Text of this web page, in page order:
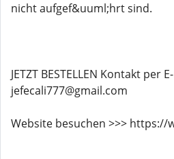
nicht aufgef&uuml;hrt sind.
JETZT BESTELLEN Kontakt per
jefecali777@gmail.com
Website besuchen >>> https://